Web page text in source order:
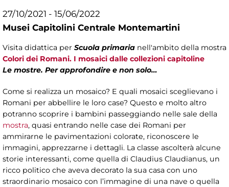
27/10/2021 - 15/06/2022
Musei Capitolini Centrale Montemartini
Visita didattica per Scuola primaria nell'ambito della mostra
Colori dei Romani. I mosaici dalle collezioni capitoline
Le mostre. Per approfondire e non solo…
Come si realizza un mosaico? E quali mosaici sceglievano i
Romani per abbellire le loro case? Questo e molto altro
potranno scoprire i bambini passeggiando nelle sale della
mostra, quasi entrando nelle case dei Romani per
ammirarne le pavimentazioni colorate, riconoscere le
immagini, apprezzarne i dettagli. La classe ascolterà alcune
storie interessanti, come quella di Claudius Claudianus, un
ricco politico che aveva decorato la sua casa con uno
straordinario mosaico con l’immagine di una nave o quella